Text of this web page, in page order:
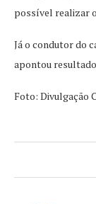
possível realizar
Já o condutor do
apontou
Foto: Divulgação